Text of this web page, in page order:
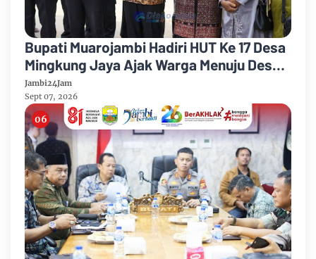
Bupati Muarojambi Hadiri HUT Ke 17 Desa
Mingkung Jaya Ajak Warga Menuju Desa
Mandiri 2026
Jambi24Jam
Sept 07, 2026